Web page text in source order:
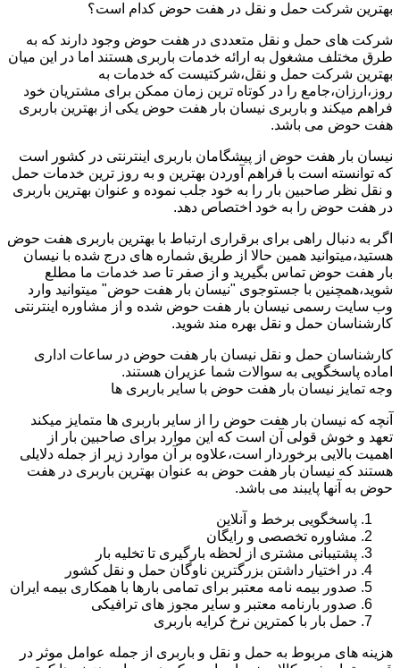
بهترین شرکت حمل و نقل در هفت حوض کدام است؟
شرکت های حمل و نقل متعددی در هفت حوض وجود دارند که به
طرق مختلف مشغول به ارائه خدمات باربری هستند اما در این میان
بهترین شرکت حمل و نقل،شرکتیست که خدمات به
روز،ارزان،جامع را در کوتاه ترین زمان ممکن برای مشتریان خود
فراهم میکند و باربری نیسان بار هفت حوض یکی از بهترین باربری
هفت حوض می باشد.
نیسان بار هفت حوض از پیشگامان باربری اینترنتی در کشور است
که توانسته است با فراهم آوردن بهترین و به روز ترین خدمات حمل
و نقل نظر صاحبین بار را به خود جلب نموده و عنوان بهترین باربری
در هفت حوض را به خود اختصاص دهد.
اگر به دنبال راهی برای برقراری ارتباط با بهترین باربری هفت حوض
هستید،میتوانید همین حالا از طریق شماره های درج شده با نیسان
بار هفت حوض تماس بگیرید و از صفر تا صد خدمات ما مطلع
شوید،همچنین با جستوجوی "نیسان بار هفت حوض" میتوانید وارد
وب سایت رسمی نیسان بار هفت حوض شده و از مشاوره اینترنتی
کارشناسان حمل و نقل بهره مند شوید.
کارشناسان حمل و نقل نیسان بار هفت حوض در ساعات اداری
اماده پاسخگویی به سوالات شما عزیران هستند.
وجه تمایز نیسان بار هفت حوض با سایر باربری ها
آنچه که نیسان بار هفت حوض را از سایر باربری ها متمایز میکند
تعهد و خوش قولی آن است که این موارد برای صاحبین بار از
اهمیت بالایی برخوردار است،علاوه بر آن موارد زیر از جمله دلایلی
هستند که نیسان بار هفت حوض به عنوان بهترین باربری در هفت
حوض به آنها پایبند می باشد.
پاسخگویی برخط و آنلاین
مشاوره تخصصی و رایگان
پشتیبانی مشتری از لحظه بارگیری تا تخلیه بار
در اختیار داشتن بزرگترین ناوگان حمل و نقل کشور
صدور بیمه نامه معتبر برای تمامی بارها با همکاری بیمه ایران
صدور بارنامه معتبر و سایر مجوز های ترافیکی
حمل بار با کمترین نرخ کرایه باربری
هزینه های مربوط به حمل و نقل و باربری از جمله عوامل موثر در